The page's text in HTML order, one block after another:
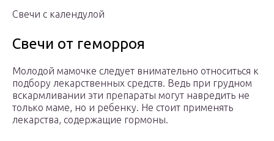
Свечи с календулой
Свечи от геморроя
Молодой мамочке следует внимательно относиться к
подбору лекарственных средств. Ведь при грудном
вскармливании эти препараты могут навредить не
только маме, но и ребенку. Не стоит применять
лекарства, содержащие гормоны.